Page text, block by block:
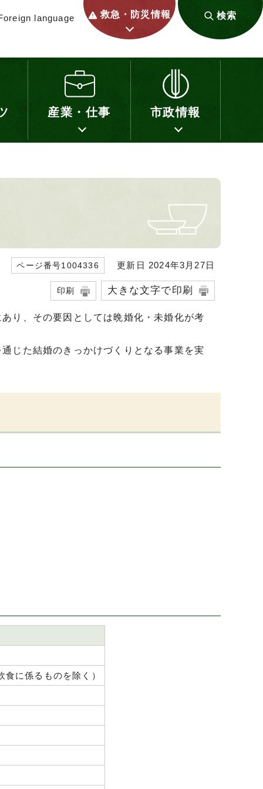
language 救急・防災情報 検索
産業・仕事 市政情報
ページ番号1004336 更新日 2024年3月27日
印刷 大きな文字で印刷
り、その要因としては晩婚化・未婚化が考
じた結婚のきっかけづくりとなる事業を実
に係るものを除く）